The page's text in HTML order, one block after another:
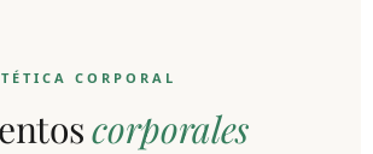
CORPORAL
corporales